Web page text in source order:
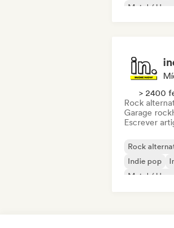
Metal /
> 2400
Rock
Garage rock
Escrever
Rock
Indie pop
Metal /